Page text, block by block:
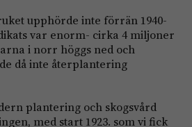
upphörde inte förrän 1940-
var enorm- cirka 4 miljoner
i norr höggs ned och
då inte återplantering
plantering och skogsvård
med start 1923. som vi fick